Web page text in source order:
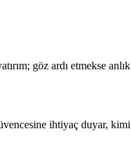
göz ardı etmekse
ihtiyaç duyar,